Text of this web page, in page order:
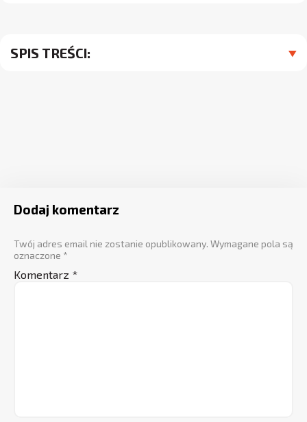
SPIS TREŚCI:
Dodaj komentarz
Twój adres email nie zostanie opublikowany. Wymagane pola są
oznaczone *
Komentarz *